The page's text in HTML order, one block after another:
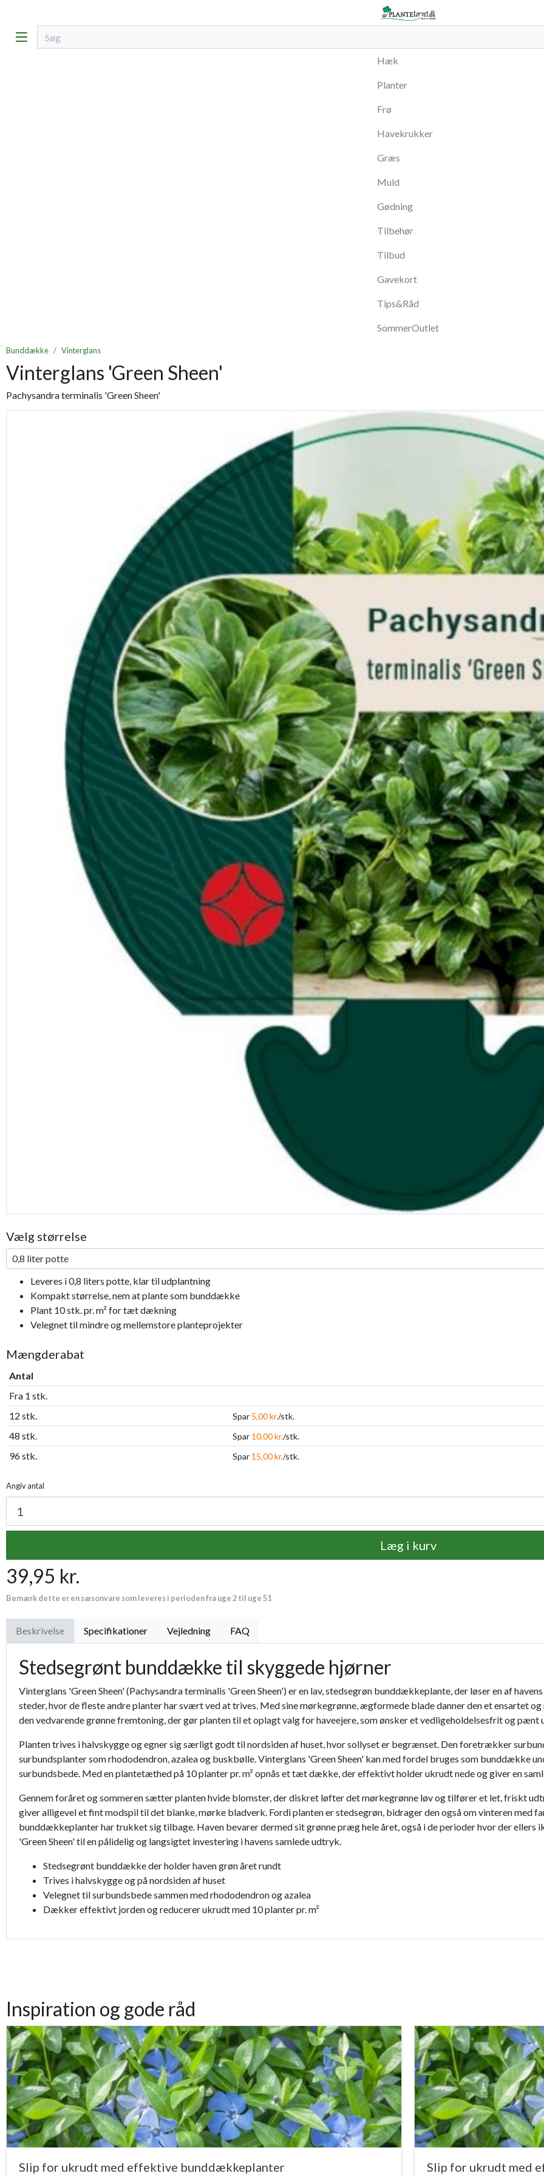
Hæk
Planter
Frø
Havekrukker
Græs
Muld
Gødning
Tilbehør
Tilbud
Gavekort
Tips&Råd
SommerOutlet
Bunddække Vinterglans
Vinterglans 'Green Sheen'
Pachysandra terminalis 'Green Sheen'
Previous
Vælg størrelse
0,8 liter potte
Leveres i 0,8 liters potte, klar til udplantning
Kompakt størrelse, nem at plante som bunddække
Plant 10 stk. pr. m² for tæt dækning
Velegnet til mindre og mellemstore planteprojekter
Mængderabat
Antal
Fra 1 stk.
12 stk.
Spar 5,00 kr./stk.
48 stk. Spar 10,00 kr./stk.
96 stk. Spar 15,00 kr./stk.
Angiv antal
Læg i kurv
39,95 kr.
Bemærk dette er en sæsonvare som leveres i perioden fra uge 2 til uge 51
Beskrivelse Specifikationer Vejledning FAQ
Stedsegrønt bunddække til skyggede hjørner
Vinterglans 'Green Sheen' (Pachysandra terminalis 'Green Sheen') er en lav, stedsegrøn bunddækkeplante, der løser en af
steder, hvor de fleste andre planter har svært ved at trives. Med sine mørkegrønne, ægformede blade danner den et ensartet
den vedvarende grønne fremtoning, der gør planten til et oplagt valg for haveejere, som ønsker et vedligeholdelsesfrit og pænt
Planten trives i halvskygge og egner sig særligt godt til nordsiden af huset, hvor sollyset er begrænset. Den foretrækker
surbundsplanter som rhododendron, azalea og buskbølle. Vinterglans 'Green Sheen' kan med fordel bruges som bunddække
surbundsbede. Med en plantetæthed på 10 planter pr. m² opnås et tæt dække, der effektivt holder ukrudt nede og giver en
Gennem foråret og sommeren sætter planten hvide blomster, der diskret løfter det mørkegrønne løv og tilfører et let, friskt
giver alligevel et fint modspil til det blanke, mørke bladverk. Fordi planten er stedsegrøn, bidrager den også om vinteren med
bunddækkeplanter har trukket sig tilbage. Haven bevarer dermed sit grønne præg hele året, også i de perioder hvor der ellers
'Green Sheen' til en pålidelig og langsigtet investering i havens samlede udtryk.
Stedsegrønt bunddække der holder haven grøn året rundt
Trives i halvskygge og på nordsiden af huset
Velegnet til surbundsbede sammen med rhododendron og azalea
Dækker effektivt jorden og reducerer ukrudt med 10 planter pr. m²
Inspiration og gode råd
Slip for ukrudt med effektive bunddækkeplanter Slip for ukrudt med